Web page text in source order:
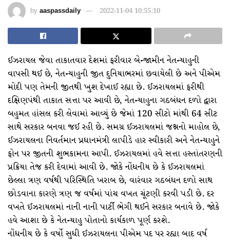
by aaspassdaily 2022-11-04 10:55:10
ઈઝરાયલ જેવા તાકાતવાર દેશમાં ફરીવાર બેન્જામીન નેતન્યાહુની
વાપસી થઈ છે, નેતન્યાહુની જીત દુનિયાભરમાં છવાયેલી છે અને પીએમ
મોદી પણ તેમની જીતથી ખુશ દેખાઈ રહ્યા છે. ઈઝરાયલમાં ફરીથી
દક્ષિણપંથી તાકાત સત્તા પર આવી છે, નેતન્યાહુના ગઠબંધન દળો દ્વારા
બહુમત હાંસલ કરી લેવામાં આવ્યું છે જેમાં 120 સીટો માંથી 64 સીટ
સાથે સરકાર બનવા જઈ રહી છે. સમગ્ર ઈઝરાયલમાં જશ્નનો માહોલ છે,
ઈઝરાયલના નિવર્તમાન પ્રધાનમંત્રી લાપીડે હાર સ્વીકારી અને નેતન્યાહુને
ફોન પર જીતની શુભકામના આપી. ઈઝરાયલમાં હવે સત્તા હસ્તાંતરણની
પ્રક્રિયા તેજ કરી દેવામાં આવી છે. જોકે નોંધનીય છે કે ઈઝરાયલમાં
છેલ્લા ત્રણ વર્ષથી પરિસ્થિતિ ખરાબ છે, વારંવાર ગઠબંધન દળો સાથ
છોડવાના કારણે ત્રણ જ વર્ષમાં પાંચ વખત ચૂંટણી કરવી પડી છે. દર
વખતે ઈઝરાયલમાં નાની નાની પાર્ટી ભેગી થઈને સરકાર બનાવે છે. જોકે
હવે આશા છે કે નેતન્યાહુ પોતાનો કાર્યકાળ પૂર્ણ કરશે.
નોંધનીય છે કે વર્ષો સુધી ઈઝરાયલના પીએમ પદ પર રહ્યા બાદ વર્ષ